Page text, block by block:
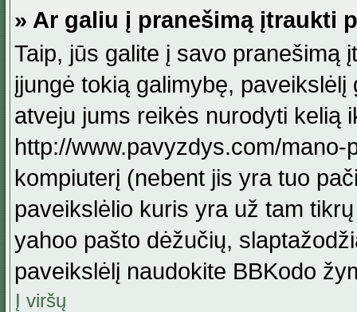
» Ar galiu į pranešimą įtraukti
Taip, jūs galite į savo pranešimą
įjungė tokią galimybę,
atveju jums reikės nurodyti kelią
http://www.pavyzdys.com/
kompiuterį (nebent jis yra tuo
paveikslėlio kuris yra už tam
yahoo pašto dėžučių,
paveikslėlį naudokite BBKodo
Į viršų